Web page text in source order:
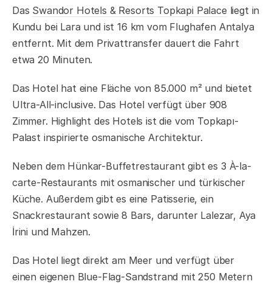
Das Swandor Hotels & Resorts Topkapi Palaceliegt in
Kundu bei Lara und ist 16 km vom Flughafen Antalya
entfernt. Mit dem Privattransfer dauert die Fahrt
etwa 20 Minuten.
Das Hotel hat eine Fläche von 85.000 m² und bietet
Ultra-All-inclusive. Das Hotel verfügt über 908
Zimmer. Highlight des Hotels ist die vom Topkapı-
Palast inspirierte osmanische Architektur.
Neben dem Hünkar-Buffetrestaurant gibt es 3 À-la-
carte-Restaurants mit osmanischer und türkischer
Küche. Außerdem gibt es eine Patisserie, ein
Snackrestaurant sowie 8 Bars, darunter Lalezar, Aya
İrini und Mahzen.
Das Hotel liegt direkt am Meer und verfügt über
einen eigenen Blue-Flag-Sandstrand mit 250 Metern